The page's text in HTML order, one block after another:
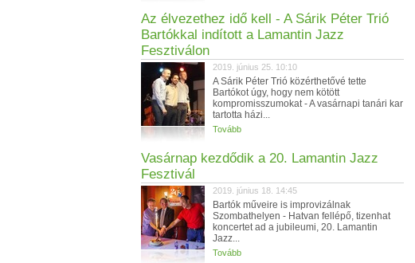
Az élvezethez idő kell - A Sárik Péter Trió
Bartókkal indított a Lamantin Jazz
Fesztiválon
2019. június 25. 10:10
A Sárik Péter Trió közérthetővé tette
Bartókot úgy, hogy nem kötött
kompromisszumokat - A vasárnapi tanári kar
tartotta házi...
Tovább
Vasárnap kezdődik a 20. Lamantin Jazz
Fesztivál
2019. június 18. 14:45
Bartók műveire is improvizálnak
Szombathelyen - Hatvan fellépő, tizenhat
koncertet ad a jubileumi, 20. Lamantin
Jazz...
Tovább